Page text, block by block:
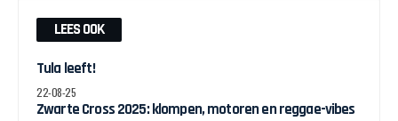
LEES OOK
Tula leeft!
22-08-25
Zwarte Cross 2025: klompen, motoren en reggae-vibes